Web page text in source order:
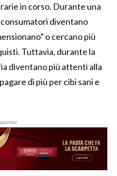
in corso. Durante una
diventano
o cercano più
Tuttavia, durante la
diventano più attenti alla
di più per cibi sani e
sponsor